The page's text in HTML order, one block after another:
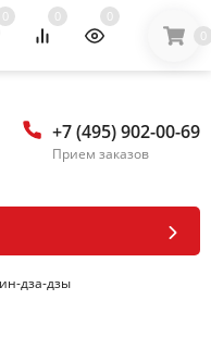
0 0
0
0
+7 (495) 902-00-69
Прием заказов
дза-дзы